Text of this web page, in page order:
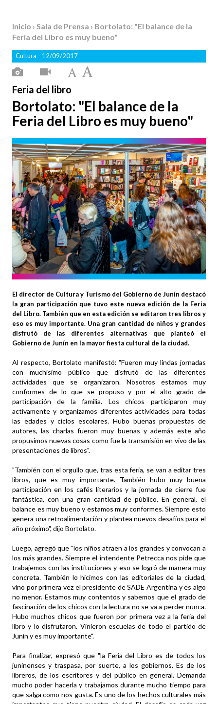
Inicio › Sala de Prensa › Bortolato: "El balance de la
Feria del Libro es muy bueno"
Cultura - 12/09/2017
Feria del libro
Bortolato: "El balance de la
Feria del Libro es muy bueno"
El director de Cultura y Turismo del Gobierno de Junín destacó
la gran participación que tuvo este nueva edición de la Feria
del Libro. También que en esta edición se editaron tres libros y
eso es muy importante. Una gran cantidad de niños y grandes
disfrutó de las diferentes alternativas que planteó el
Gobierno de Junín en la mayor fiesta cultural de la ciudad.
Al respecto, Bortolato manifestó: "Fueron muy lindas jornadas
con muchísimo público que disfrutó de las diferentes
actividades que se organizaron. Nosotros estamos muy
conformes de lo que se propuso y por el alto grado de
participación de la familia. Los chicos participaron muy
activamente y organizamos diferentes actividades para todas
las edades y ciclos escolares. Hubo buenas propuestas de
autores, las charlas fueron muy buenas y además este año
propusimos nuevas cosas como fue la transmisión en vivo de las
presentaciones de libros".
"También con el orgullo que, tras esta feria, se van a editar tres
libros, que es muy importante. También hubo muy buena
participación en los cafés literarios y la jornada de cierre fue
fantástica, con una gran cantidad de público. En general, el
balance es muy bueno y estamos muy conformes. Siempre esto
genera una retroalimentación y plantea nuevos desafíos para el
año próximo", dijo Bortolato.
Luego, agregó que "los niños atraen a los grandes y convocan a
los más grandes. Siempre el intendente Petrecca nos pide que
trabajemos con las instituciones y eso se logró de manera muy
concreta. También lo hicimos con las editoriales de la ciudad,
vino por primera vez el presidente de SADE Argentina y es algo
no menor. Estamos muy contentos y sabemos que el grado de
fascinación de los chicos con la lectura no se va a perder nunca.
Hubo muchos chicos que fueron por primera vez a la feria del
libro y lo disfrutaron. Vinieron escuelas de todo el partido de
Junín y es muy importante".
Para finalizar, expresó que "la Feria del Libro es de todos los
juninenses y traspasa, por suerte, a los gobiernos. Es de los
libreros, de los escritores y del público en general. Demanda
mucho poder hacerla y trabajamos durante mucho tiempo para
que salga como nos gusta. Es uno de los hechos culturales más